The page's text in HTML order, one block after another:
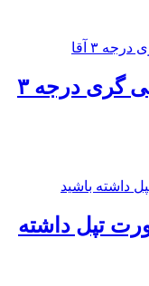
کلاس تئوری مربی گری درجه ۳
تپل داشته